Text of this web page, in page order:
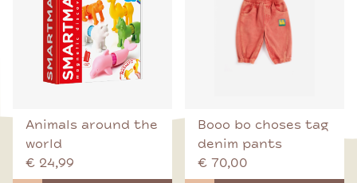
Animals around the
world
€ 24,99
Booo bo choses tag
denim pants
€ 70,00